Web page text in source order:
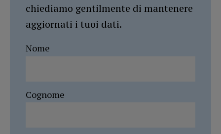
chiediamo gentilmente di mantenere
aggiornati i tuoi dati.
Nome
Cognome